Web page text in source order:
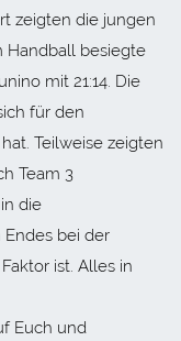
zeigten die jungen
Handball besiegte
mit 21:14. Die
für den
Teilweise zeigten
Team 3
die
bei der
ist. Alles in
Euch und